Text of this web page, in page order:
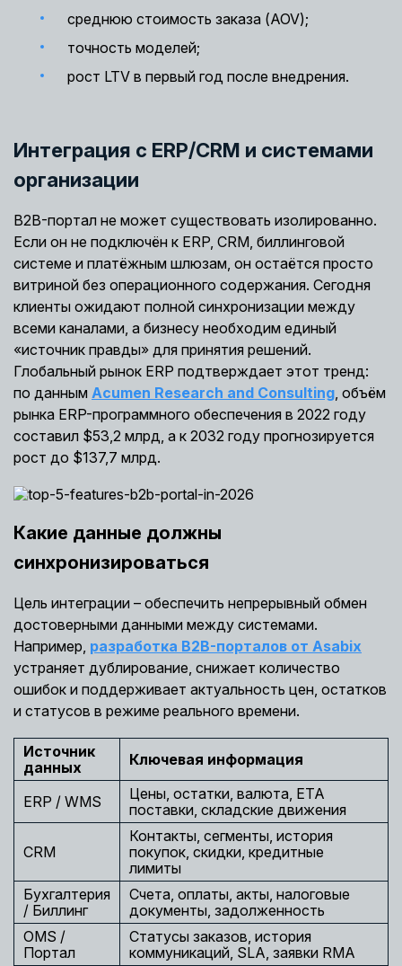
среднюю стоимость заказа (AOV);
точность моделей;
рост LTV в первый год после внедрения.
Интеграция с ERP/CRM и системами
организации
B2B-портал не может существовать изолированно.
Если он не подключён к ERP, CRM, биллинговой
системе и платёжным шлюзам, он остаётся просто
витриной без операционного содержания. Сегодня
клиенты ожидают полной синхронизации между
всеми каналами, а бизнесу необходим единый
«источник правды» для принятия решений.
Глобальный рынок ERP подтверждает этот тренд:
по данным Acumen Research and Consulting, объём
рынка ERP-программного обеспечения в 2022 году
составил $53,2 млрд, а к 2032 году прогнозируется
рост до $137,7 млрд.
Какие данные должны
синхронизироваться
Цель интеграции – обеспечить непрерывный обмен
достоверными данными между системами.
Например, разработка B2B-порталов от Asabix
устраняет дублирование, снижает количество
ошибок и поддерживает актуальность цен, остатков
и статусов в режиме реального времени.
Источник
данных
Ключевая информация
ERP / WMS
Цены, остатки, валюта, ETA
поставки, складские движения
CRM
Контакты, сегменты, история
покупок, скидки, кредитные
лимиты
Бухгалтерия
/ Биллинг
Счета, оплаты, акты, налоговые
документы, задолженность
OMS /
Портал
Статусы заказов, история
коммуникаций, SLA, заявки RMA